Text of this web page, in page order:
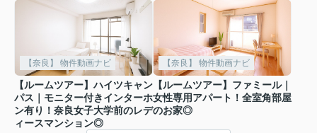
【奈良】 物件動画ナビ
【ルームツアー】ハイツキャン
パス｜モニター付きインターホ
ン有り！奈良女子大学前のレデ
ィースマンション◎
【奈良】 物件動画ナビ
【ルームツアー】ファミール｜
女性専用アパート！全室角部屋
のお家◎